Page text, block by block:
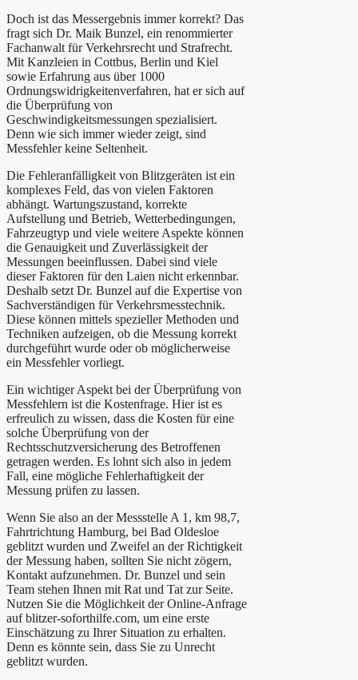
Doch ist das Messergebnis immer korrekt? Das
fragt sich Dr. Maik Bunzel, ein renommierter
Fachanwalt für Verkehrsrecht und Strafrecht.
Mit Kanzleien in Cottbus, Berlin und Kiel
sowie Erfahrung aus über 1000
Ordnungswidrigkeitenverfahren, hat er sich auf
die Überprüfung von
Geschwindigkeitsmessungen spezialisiert.
Denn wie sich immer wieder zeigt, sind
Messfehler keine Seltenheit.
Die Fehleranfälligkeit von Blitzgeräten ist ein
komplexes Feld, das von vielen Faktoren
abhängt. Wartungszustand, korrekte
Aufstellung und Betrieb, Wetterbedingungen,
Fahrzeugtyp und viele weitere Aspekte können
die Genauigkeit und Zuverlässigkeit der
Messungen beeinflussen. Dabei sind viele
dieser Faktoren für den Laien nicht erkennbar.
Deshalb setzt Dr. Bunzel auf die Expertise von
Sachverständigen für Verkehrsmesstechnik.
Diese können mittels spezieller Methoden und
Techniken aufzeigen, ob die Messung korrekt
durchgeführt wurde oder ob möglicherweise
ein Messfehler vorliegt.
Ein wichtiger Aspekt bei der Überprüfung von
Messfehlern ist die Kostenfrage. Hier ist es
erfreulich zu wissen, dass die Kosten für eine
solche Überprüfung von der
Rechtsschutzversicherung des Betroffenen
getragen werden. Es lohnt sich also in jedem
Fall, eine mögliche Fehlerhaftigkeit der
Messung prüfen zu lassen.
Wenn Sie also an der Messstelle A 1, km 98,7,
Fahrtrichtung Hamburg, bei Bad Oldesloe
geblitzt wurden und Zweifel an der Richtigkeit
der Messung haben, sollten Sie nicht zögern,
Kontakt aufzunehmen. Dr. Bunzel und sein
Team stehen Ihnen mit Rat und Tat zur Seite.
Nutzen Sie die Möglichkeit der Online-Anfrage
auf blitzer-soforthilfe.com, um eine erste
Einschätzung zu Ihrer Situation zu erhalten.
Denn es könnte sein, dass Sie zu Unrecht
geblitzt wurden.